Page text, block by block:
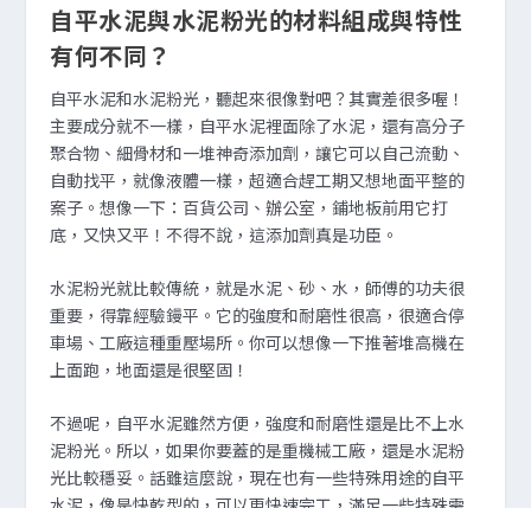
自平水泥與水泥粉光的材料組成與特性
有何不同？
自平水泥和水泥粉光，聽起來很像對吧？其實差很多喔！
主要成分就不一樣，自平水泥裡面除了水泥，還有高分子
聚合物、細骨材和一堆神奇添加劑，讓它可以自己流動、
自動找平，就像液體一樣，超適合趕工期又想地面平整的
案子。想像一下：百貨公司、辦公室，鋪地板前用它打
底，又快又平！不得不說，這添加劑真是功臣。
水泥粉光就比較傳統，就是水泥、砂、水，師傅的功夫很
重要，得靠經驗鏝平。它的強度和耐磨性很高，很適合停
車場、工廠這種重壓場所。你可以想像一下推著堆高機在
上面跑，地面還是很堅固！
不過呢，自平水泥雖然方便，強度和耐磨性還是比不上水
泥粉光。所以，如果你要蓋的是重機械工廠，還是水泥粉
光比較穩妥。話雖這麼說，現在也有一些特殊用途的自平